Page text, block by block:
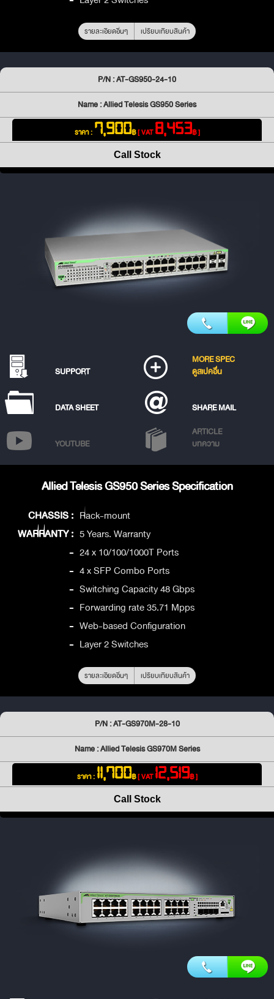
รายละเอียดอื่นๆ เปรียบเทียบสินค้า
P/N : AT-GS950-24-10
Name : Allied Telesis GS950 Series
ราคา : 7,900฿[ VAT8,453฿ ]
Call Stock
SUPPORT
MORE SPEC
ดูสเปคอื่น
DATA SHEET SHARE MAIL
YOUTUBE
ARTICLE
บทความ
Allied Telesis GS950 Series Specification
CHASSIS : Rack-mount
WARRANTY : 5 Years. Warranty
- 24 x 10/100/1000T Ports
- 4 x SFP Combo Ports
- Switching Capacity 48 Gbps
- Forwarding rate 35.71 Mpps
- Web-based Configuration
- Layer 2 Switches
รายละเอียดอื่นๆ เปรียบเทียบสินค้า
P/N : AT-GS970M-28-10
Name : Allied Telesis GS970M Series
ราคา : 11,700฿[ VAT12,519฿ ]
Call Stock